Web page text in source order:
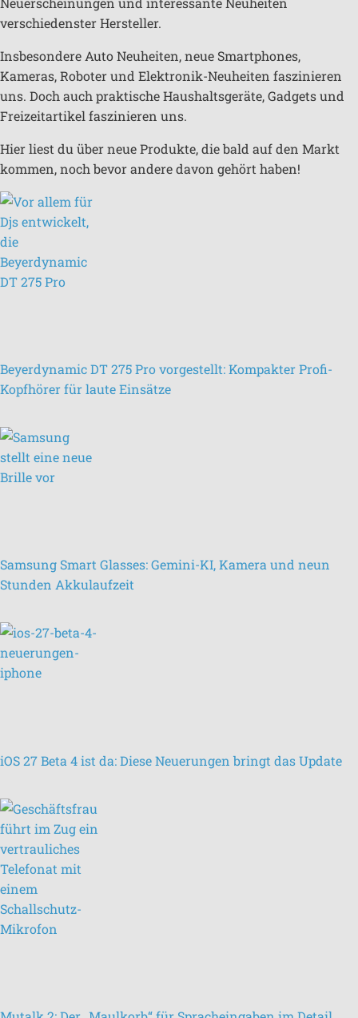
verschiedenster Hersteller.
Insbesondere Auto Neuheiten, neue Smartphones,
Kameras, Roboter und Elektronik-Neuheiten faszinieren
uns. Doch auch praktische Haushaltsgeräte, Gadgets und
Freizeitartikel faszinieren uns.
Hier liest du über neue Produkte, die bald auf den Markt
kommen, noch bevor andere davon gehört haben!
Beyerdynamic DT 275 Pro vorgestellt: Kompakter Profi-
Kopfhörer für laute Einsätze
Samsung Smart Glasses: Gemini-KI, Kamera und neun
Stunden Akkulaufzeit
iOS 27 Beta 4 ist da: Diese Neuerungen bringt das Update